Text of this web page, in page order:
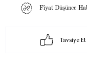
Fiyat Düşünce
Tavsiye Et